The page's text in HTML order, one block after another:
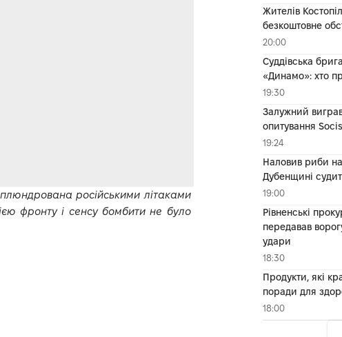
російськими літаками
фронту і сенсу бомбити не було
Жителів
безкоштовне
20:00
Суддівська
«Динамо»: хто
19:30
Залужний
опитування Socis
19:24
Наловив риби
Дубенщині
19:00
Рівненські
передавав
удари
18:30
Продукти, які
поради для
18:00